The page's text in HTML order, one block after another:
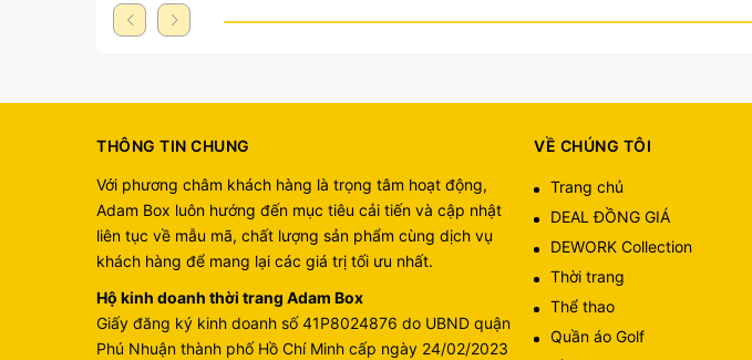
THÔNG TIN CHUNG
Với phương châm khách hàng là trọng tâm hoạt động,
Adam Box luôn hướng đến mục tiêu cải tiến và cập nhật
liên tục về mẫu mã, chất lượng sản phẩm cùng dịch vụ
khách hàng để mang lại các giá trị tối ưu nhất.
Hộ kinh doanh thời trang Adam Box
Giấy đăng ký kinh doanh số 41P8024876 do UBND quận
Phú Nhuận thành phố Hồ Chí Minh cấp ngày 24/02/2023
VỀ CHÚNG TÔI
Trang chủ
DEAL ĐỒNG GIÁ
DEWORK Collection
Thời trang
Thể thao
Quần áo Golf